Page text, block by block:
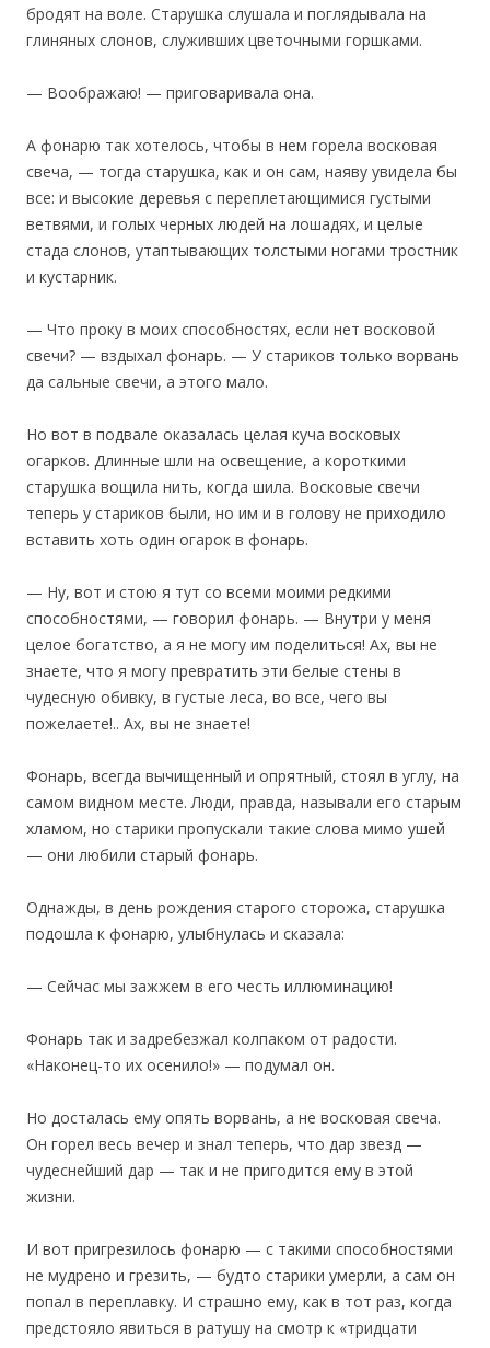
бродят на воле. Старушка слушала и поглядывала на
глиняных слонов, служивших цветочными горшками.
— Воображаю! — приговаривала она.
А фонарю так хотелось, чтобы в нем горела восковая
свеча, — тогда старушка, как и он сам, наяву увидела бы
все: и высокие деревья с переплетающимися густыми
ветвями, и голых черных людей на лошадях, и целые
стада слонов, утаптывающих толстыми ногами тростник
и кустарник.
— Что проку в моих способностях, если нет восковой
свечи? — вздыхал фонарь. — У стариков только ворвань
да сальные свечи, а этого мало.
Но вот в подвале оказалась целая куча восковых
огарков. Длинные шли на освещение, а короткими
старушка вощила нить, когда шила. Восковые свечи
теперь у стариков были, но им и в голову не приходило
вставить хоть один огарок в фонарь.
— Ну, вот и стою я тут со всеми моими редкими
способностями, — говорил фонарь. — Внутри у меня
целое богатство, а я не могу им поделиться! Ах, вы не
знаете, что я могу превратить эти белые стены в
чудесную обивку, в густые леса, во все, чего вы
пожелаете!.. Ах, вы не знаете!
Фонарь, всегда вычищенный и опрятный, стоял в углу, на
самом видном месте. Люди, правда, называли его старым
хламом, но старики пропускали такие слова мимо ушей
— они любили старый фонарь.
Однажды, в день рождения старого сторожа, старушка
подошла к фонарю, улыбнулась и сказала:
— Сейчас мы зажжем в его честь иллюминацию!
Фонарь так и задребезжал колпаком от радости.
«Наконец-то их осенило!» — подумал он.
Но досталась ему опять ворвань, а не восковая свеча.
Он горел весь вечер и знал теперь, что дар звезд —
чудеснейший дар — так и не пригодится ему в этой
жизни.
И вот пригрезилось фонарю — с такими способностями
не мудрено и грезить, — будто старики умерли, а сам он
попал в переплавку. И страшно ему, как в тот раз, когда
предстояло явиться в ратушу на смотр к «тридцати